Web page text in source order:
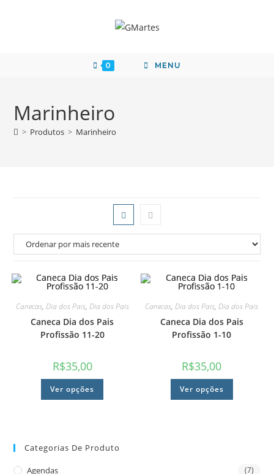
0 MENU
Marinheiro
> Produtos > Marinheiro
Canecas, Dia dos Pais, Dia dos Pais
Caneca Dia dos Pais
Profissão 11-20
R$35,00
Ver opções
Canecas,Dia dos Pais,Dia dos Pais
Caneca Dia dos Pais
Profissão 1-10
R$35,00
Ver opções
Categorias De Produto
Agendas (7)